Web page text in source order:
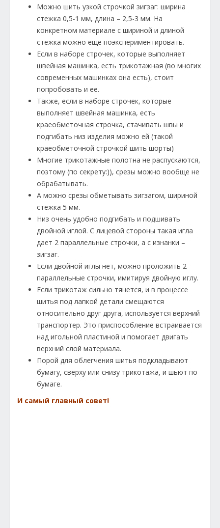
Можно шить узкой строчкой зигзаг: ширина
стежка 0,5-1 мм, длина – 2,5-3 мм. На
конкретном материале с шириной и длиной
стежка можно еще поэкспериментировать.
Если в наборе строчек, которые выполняет
швейная машинка, есть трикотажная (во многих
современных машинках она есть), стоит
попробовать и ее.
Также, если в наборе строчек, которые
выполняет швейная машинка, есть
краеобметочная строчка, стачивать швы и
подгибать низ изделия можно ей (такой
краеобметочной строчкой шить шорты)
Многие трикотажные полотна не распускаются,
поэтому (по секрету:)), срезы можно вообще не
обрабатывать.
А можно срезы обметывать зигзагом, шириной
стежка 5 мм.
Низ очень удобно подгибать и подшивать
двойной иглой. С лицевой стороны такая игла
дает 2 параллельные строчки, а с изнанки –
зигзаг.
Если двойной иглы нет, можно проложить 2
параллельные строчки, имитируя двойную иглу.
Если трикотаж сильно тянется, и в процессе
шитья под лапкой детали смещаются
относительно друг друга, используется верхний
транспортер. Это приспособление встраивается
над игольной пластиной и помогает двигать
верхний слой материала.
Порой для облегчения шитья подкладывают
бумагу, сверху или снизу трикотажа, и шьют по
бумаге.
И самый главный совет!